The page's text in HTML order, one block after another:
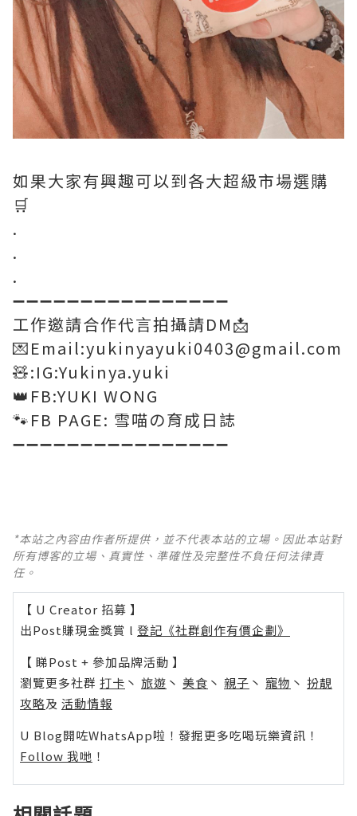
如果大家有興趣可以到各大超級市場選購
🛒
.
.
.
➖➖➖➖➖➖➖➖➖➖➖➖➖➖➖➖
工作邀請合作代言拍攝請DM📩
💌Email:yukinyayuki0403@gmail.com
🧸:IG:Yukinya.yuki
👑FB:YUKI WONG
🐾FB PAGE: 雪喵の育成日誌
➖➖➖➖➖➖➖➖➖➖➖➖➖➖➖➖
*本站之內容由作者所提供，並不代表本站的立場。因此本站對
所有博客的立場、真實性、準確性及完整性不負任何法律責
任。
【 U Creator 招募 】
出Post賺現金獎賞 l 登記《社群創作有價企劃》
【 睇Post + 參加品牌活動 】
瀏覽更多社群 打卡 丶 旅遊 丶 美食 丶 親子 丶 寵物 丶 扮靚
攻略及 活動情報
U Blog開咗WhatsApp啦！發掘更多吃喝玩樂資訊！
Follow 我哋 ！